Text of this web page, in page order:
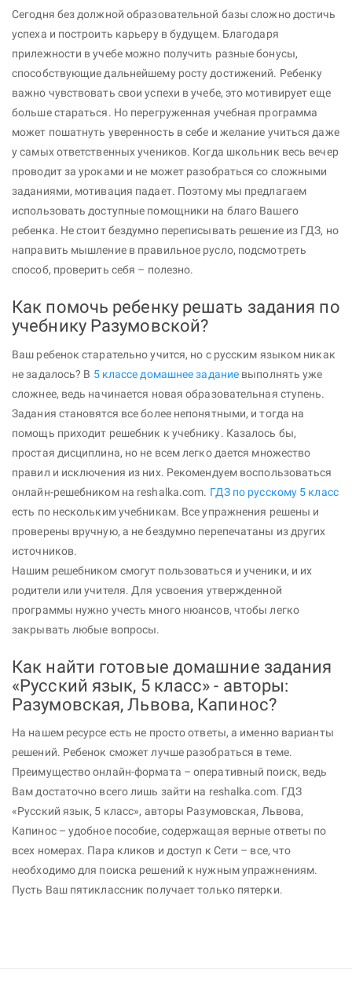
Сегодня без должной образовательной базы сложно достичь
успеха и построить карьеру в будущем. Благодаря
прилежности в учебе можно получить разные бонусы,
способствующие дальнейшему росту достижений. Ребенку
важно чувствовать свои успехи в учебе, это мотивирует еще
больше стараться. Но перегруженная учебная программа
может пошатнуть уверенность в себе и желание учиться даже
у самых ответственных учеников. Когда школьник весь вечер
проводит за уроками и не может разобраться со сложными
заданиями, мотивация падает. Поэтому мы предлагаем
использовать доступные помощники на благо Вашего
ребенка. Не стоит бездумно переписывать решение из ГДЗ, но
направить мышление в правильное русло, подсмотреть
способ, проверить себя – полезно.
Как помочь ребенку решать задания по
учебнику Разумовской?
Ваш ребенок старательно учится, но с русским языком никак
не задалось? В 5 классе домашнее задание выполнять уже
сложнее, ведь начинается новая образовательная ступень.
Задания становятся все более непонятными, и тогда на
помощь приходит решебник к учебнику. Казалось бы,
простая дисциплина, но не всем легко дается множество
правил и исключения из них. Рекомендуем воспользоваться
онлайн-решебником на reshalka.com. ГДЗ по русскому 5 класс
есть по нескольким учебникам. Все упражнения решены и
проверены вручную, а не бездумно перепечатаны из других
источников.
Нашим решебником смогут пользоваться и ученики, и их
родители или учителя. Для усвоения утвержденной
программы нужно учесть много нюансов, чтобы легко
закрывать любые вопросы.
Как найти готовые домашние задания
«Русский язык, 5 класс» - авторы:
Разумовская, Львова, Капинос?
На нашем ресурсе есть не просто ответы, а именно варианты
решений. Ребенок сможет лучше разобраться в теме.
Преимущество онлайн-формата – оперативный поиск, ведь
Вам достаточно всего лишь зайти на reshalka.com. ГДЗ
«Русский язык, 5 класс», авторы Разумовская, Львова,
Капинос – удобное пособие, содержащая верные ответы по
всех номерах. Пара кликов и доступ к Сети – все, что
необходимо для поиска решений к нужным упражнениям.
Пусть Ваш пятиклассник получает только пятерки.